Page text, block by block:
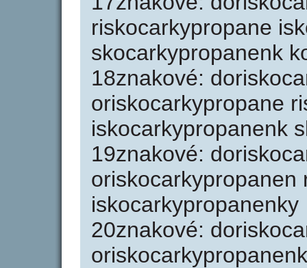
riskocarkypropane
skocarkypropanenk
18znakové:
oriskocarkypropane
iskocarkypropanenk
19znakové:
oriskocarkypropanen
iskocarkypropanenky
20znakové: